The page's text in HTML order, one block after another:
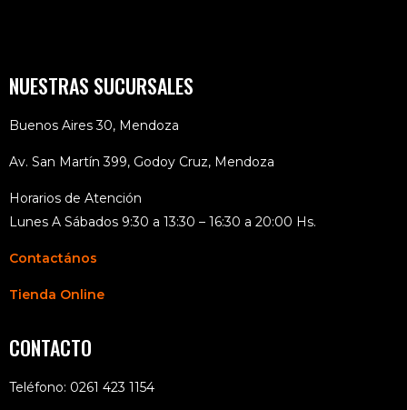
NUESTRAS SUCURSALES
Buenos Aires 30, Mendoza
Av. San Martín 399, Godoy Cruz, Mendoza
Horarios de Atención
Lunes A Sábados 9:30 a 13:30 – 16:30 a 20:00 Hs.
Contactános
Tienda Online
CONTACTO
Teléfono: 0261 423 1154